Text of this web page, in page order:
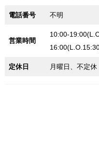
電話番号 不明
営業時間
10:00-
定休日 月曜日、不定休